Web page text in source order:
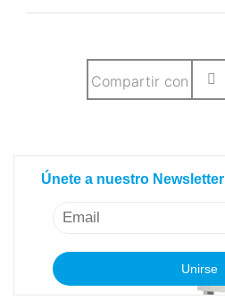
Compartir con
Únete a nuestro Newsletter